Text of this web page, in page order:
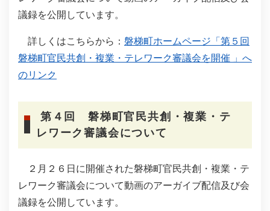
議録を公開しています。
詳しくはこちらから： 磐梯町ホームページ「第５回
磐梯町官民共創・複業・テレワーク審議会を開催 」へ
のリンク
第４回 磐梯町官民共創・複業・テ
レワーク審議会について
２月２６日に開催された磐梯町官民共創・複業・テ
レワーク審議会について動画のアーガイブ配信及び会
議録を公開しています。